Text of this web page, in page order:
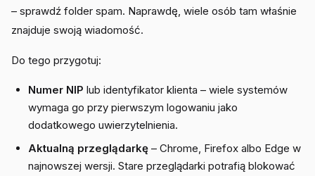
– sprawdź folder spam. Naprawdę, wiele osób tam właśnie
znajduje swoją wiadomość.
Do tego przygotuj:
Numer NIP lub identyfikator klienta – wiele systemów
wymaga go przy pierwszym logowaniu jako
dodatkowego uwierzytelnienia.
Aktualną przeglądarkę – Chrome, Firefox albo Edge w
najnowszej wersji. Stare przeglądarki potrafią blokować